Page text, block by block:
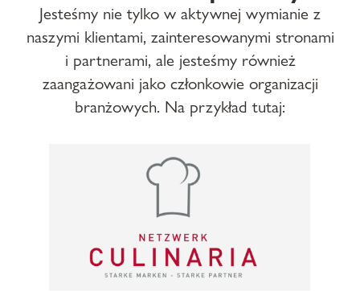
Jesteśmy nie tylko w aktywnej wymianie z
naszymi klientami, zainteresowanymi stronami
i partnerami, ale jesteśmy również
zaangażowani jako członkowie organizacji
branżowych. Na przykład tutaj: